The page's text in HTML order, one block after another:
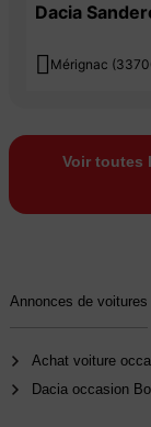
Dacia
 Mérignac
Voir toutes
Annonces de voitures
Achat voiture
Dacia occasion